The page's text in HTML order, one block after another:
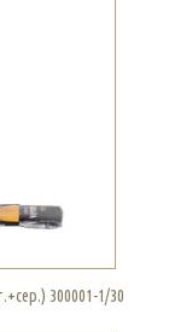
300001-1/30